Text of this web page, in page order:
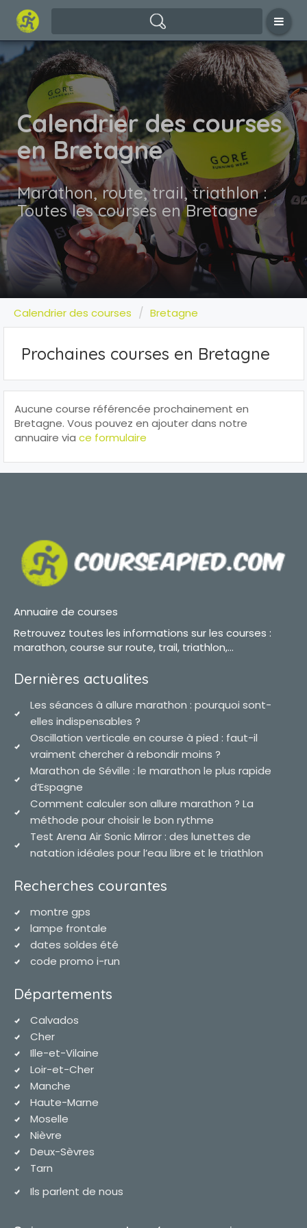
Calendrier des courses
en Bretagne
Marathon, route, trail, triathlon :
Toutes les courses en Bretagne
Calendrier des courses Bretagne
Prochaines courses en Bretagne
Aucune course référencée prochainement en
Bretagne. Vous pouvez en ajouter dans notre
annuaire via ce formulaire
Annuaire de courses
Retrouvez toutes les informations sur les courses :
marathon, course sur route, trail, triathlon,...
Dernières actualites
Les séances à allure marathon : pourquoi sont-
elles indispensables ?
Oscillation verticale en course à pied : faut-il
vraiment chercher à rebondir moins ?
Marathon de Séville : le marathon le plus rapide
d’Espagne
Comment calculer son allure marathon ? La
méthode pour choisir le bon rythme
Test Arena Air Sonic Mirror : des lunettes de
natation idéales pour l’eau libre et le triathlon
Recherches courantes
montre gps
lampe frontale
dates soldes été
code promo i-run
Départements
Calvados
Cher
Ille-et-Vilaine
Loir-et-Cher
Manche
Haute-Marne
Moselle
Nièvre
Deux-Sèvres
Tarn
Ils parlent de nous